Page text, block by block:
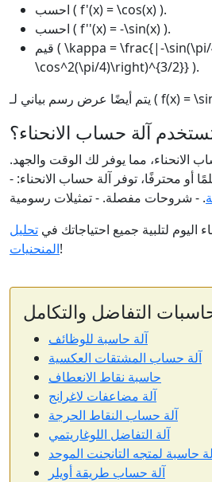
احسب ( f'(x) = \cos(x) ).
احسب ( f''(x) = -\sin(x) ).
قيم ( \kappa = \frac{|-\sin(\pi/4)|}{\left(1 +
\cos^2(\pi/4)\right)^{3/2}} ).
آلة حساب الانحناء؟
الانحناء، مما يوفر لك الوقت والجهد.
أو محترفًا، توفر آلة حساب الانحناء: -
اليوم لتلبية جميع احتياجاتك في تحليل
المنحنيات!
التفاضل والتكامل
آلة حاسبة للوظائف
آلة حساب المشتقات العكسية
حاسبة نقاط الانعطاف
آلة مضاعفات لاغرانج
آلة حساب النقاط الحرجة
آلة التفاضل اللوغاريتمي
حاسبة لمتجه التانجنت الموحد
آلة حساب طريقة أويلر